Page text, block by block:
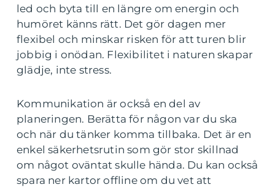
led och byta till en längre om energin och
humöret känns rätt. Det gör dagen mer
flexibel och minskar risken för att turen blir
jobbig i onödan. Flexibilitet i naturen skapar
glädje, inte stress.
Kommunikation är också en del av
planeringen. Berätta för någon var du ska
och när du tänker komma tillbaka. Det är en
enkel säkerhetsrutin som gör stor skillnad
om något oväntat skulle hända. Du kan också
spara ner kartor offline om du vet att